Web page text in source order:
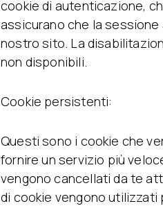
cookie di autenticazione,
assicurano che la sessione
nostro sito. La
non disponibili.
Cookie persistenti:
Questi sono i cookie che
fornire un servizio più
vengono cancellati da te
di cookie vengono utilizzati